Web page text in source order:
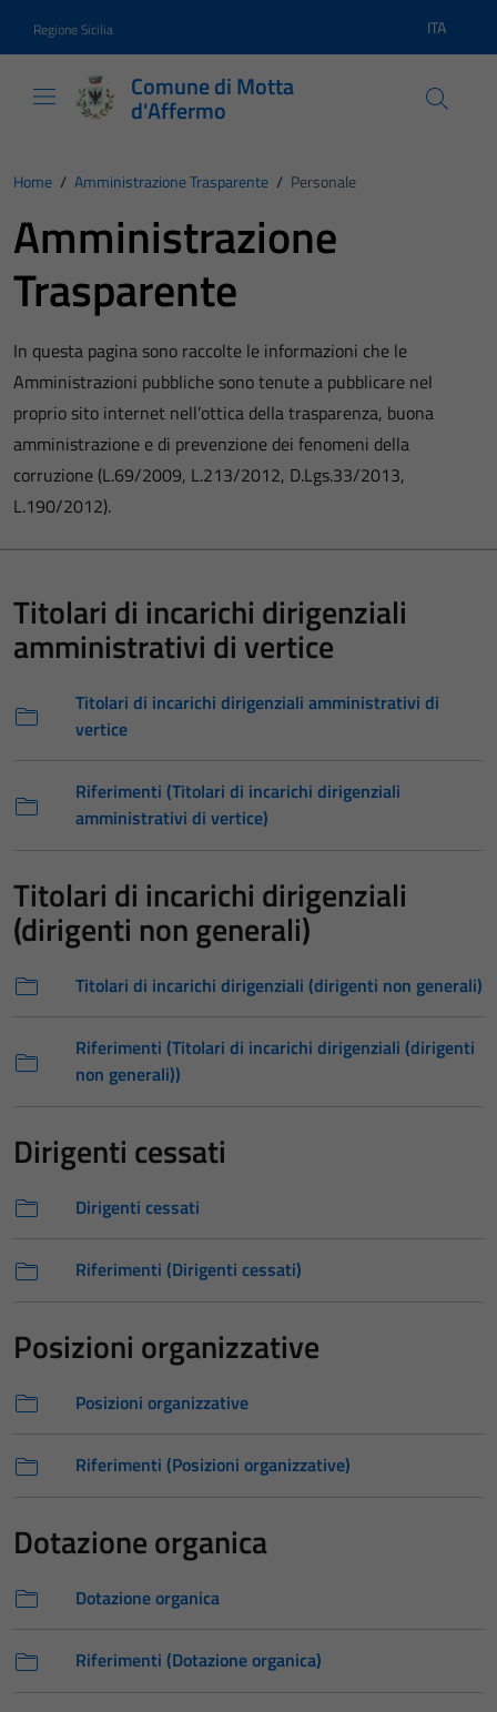
Regione Sicilia Lingua
ITA
Comune di Motta
d'Affermo
Home / Amministrazione Trasparente / Personale
Amministrazione
Trasparente
In questa pagina sono raccolte le informazioni che le
Amministrazioni pubbliche sono tenute a pubblicare nel
proprio sito internet nell’ottica della trasparenza, buona
amministrazione e di prevenzione dei fenomeni della
corruzione (L.69/2009, L.213/2012, D.Lgs.33/2013,
L.190/2012).
Titolari di incarichi dirigenziali
amministrativi di vertice
Titolari di incarichi dirigenziali amministrativi di
vertice
Riferimenti (Titolari di incarichi dirigenziali
amministrativi di vertice)
Titolari di incarichi dirigenziali
(dirigenti non generali)
Titolari di incarichi dirigenziali (dirigenti non generali)
Riferimenti (Titolari di incarichi dirigenziali (dirigenti
non generali))
Dirigenti cessati
Dirigenti cessati
Riferimenti (Dirigenti cessati)
Posizioni organizzative
Posizioni organizzative
Riferimenti (Posizioni organizzative)
Dotazione organica
Dotazione organica
Riferimenti (Dotazione organica)